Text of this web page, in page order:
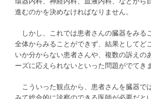
進むのかを決めなければなりません。
しかし、これでは患者さんの臓器をみる
全体からみることができず、結果としてど
いか分からない患者さんや、複数の訴えの
ーズに応えられないといった問題がでてき
こういった観点から、患者さんを臓器で